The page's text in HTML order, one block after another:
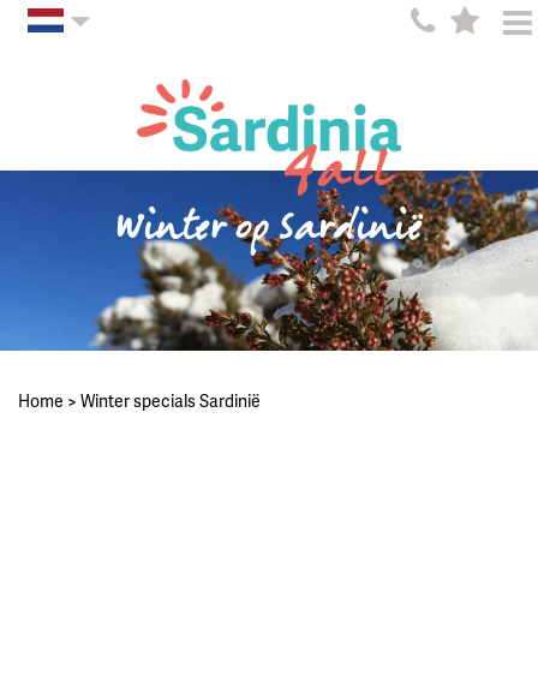
Winter op Sardinië
Home > Winter specials Sardinië